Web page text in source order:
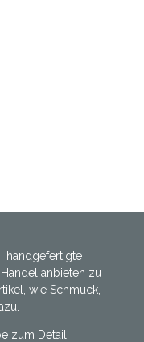
handgefertigte
anbieten zu
wie Schmuck,
zum Detail